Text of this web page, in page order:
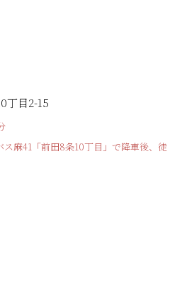
丁目2-15
麻41「前田8条10丁目」で降車後、徒